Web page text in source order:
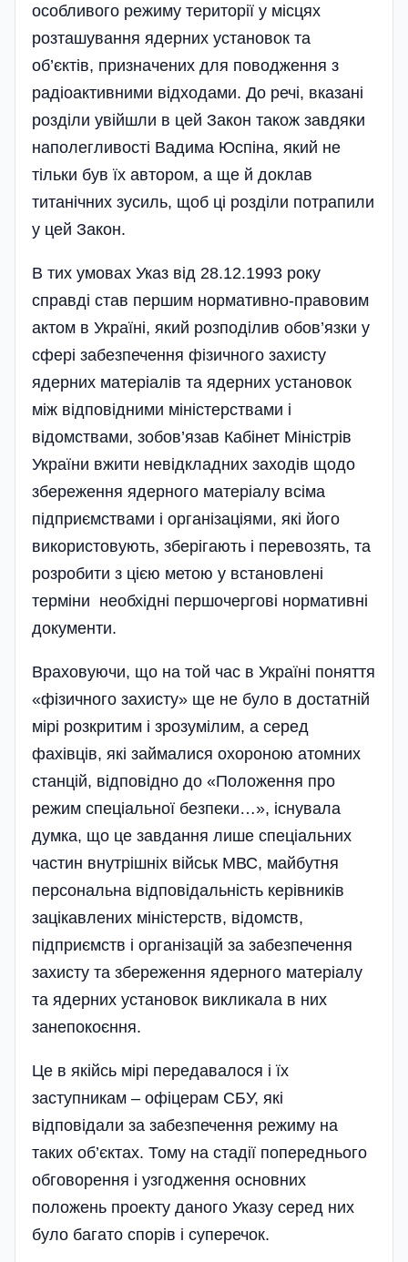
особливого режиму території у місцях
розташування ядерних установок та
об’єктів, призначених для поводження з
радіоактивними відходами. До речі, вказані
розділи увійшли в цей Закон також завдяки
наполегливості Вадима Юспіна, який не
тільки був їх автором, а ще й доклав
титанічних зусиль, щоб ці розділи потрапили
у цей Закон.
В тих умовах Указ від 28.12.1993 року
справді став першим нормативно-правовим
актом в Україні, який розподілив обов’язки у
сфері забезпечення фізичного захисту
ядерних матеріалів та ядерних установок
між відповідними міністерствами і
відомствами, зобов’язав Кабінет Міністрів
України вжити невідкладних заходів щодо
збереження ядерного матеріалу всіма
підприємствами і організаціями, які його
використовують, зберігають і перевозять, та
розробити з цією метою у встановлені
терміни необхідні першочергові нормативні
документи.
Враховуючи, що на той час в Україні поняття
«фізичного захисту» ще не було в достатній
мірі розкритим і зрозумілим, а серед
фахівців, які займалися охороною атомних
станцій, відповідно до «Положення про
режим спеціальної безпеки…», існувала
думка, що це завдання лише спеціальних
частин внутрішніх військ МВС, майбутня
персональна відповідальність керівників
зацікавлених міністерств, відомств,
підприємств і організацій за забезпечення
захисту та збереження ядерного матеріалу
та ядерних установок викликала в них
занепокоєння.
Це в якійсь мірі передавалося і їх
заступникам – офіцерам СБУ, які
відповідали за забезпечення режиму на
таких об’єктах. Тому на стадії попереднього
обговорення і узгодження основних
положень проекту даного Указу серед них
було багато спорів і суперечок.